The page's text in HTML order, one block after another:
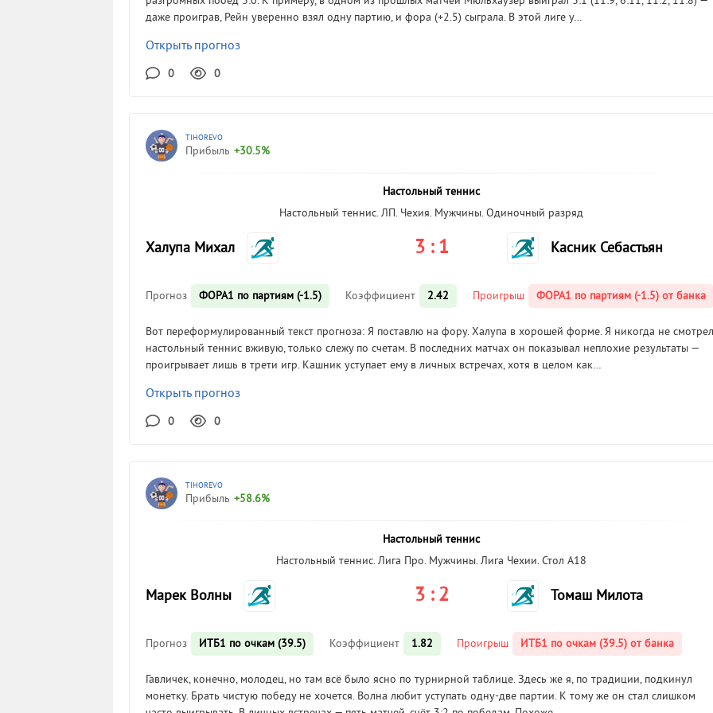
даже проиграв, Рейн уверенно взял одну партию, и фора (+2.5) сыграла. В этой лиге у…
Открыть прогноз
0 0
TIHOREVO
Прибыль +30.5%
Настольный теннис
Настольный теннис. ЛП. Чехия. Мужчины. Одиночный разряд
Халупа Михал 3 : 1 Касник Себастьян
Прогноз ФОРА1 по партиям (-1.5) Коэффициент 2.42 Проигрыш ФОРА1 по партиям (-1.5) от банка
Вот переформулированный текст прогноза: Я поставлю на фору. Халупа в хорошей форме. Я никогда не смотрел
настольный теннис вживую, только слежу по счетам. В последних матчах он показывал неплохие результаты —
проигрывает лишь в трети игр. Кашник уступает ему в личных встречах, хотя в целом как…
Открыть прогноз
0 0
TIHOREVO
Прибыль +58.6%
Настольный теннис
Настольный теннис. Лига Про. Мужчины. Лига Чехии. Стол А18
Марек Волны 3 : 2 Томаш Милота
Прогноз ИТБ1 по очкам (39.5) Коэффициент 1.82 Проигрыш ИТБ1 по очкам (39.5) от банка
Гавличек, конечно, молодец, но там всё было ясно по турнирной таблице. Здесь же я, по традиции, подкинул
монетку. Брать чистую победу не хочется. Волна любит уступать одну-две партии. К тому же он стал слишком